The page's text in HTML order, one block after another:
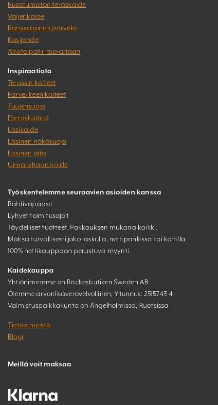
Ruostumaton teräskaide
Vaijerikaide
Ranskalainen parveke
Käsijohde
Aitatolpat rima-aitaan
Inspiraatiota
Terassin kaiteet
Parvekkeen kaiteet
Tuulensuoja
Porraskaiteet
Lasikaide
Lasinen näkösuoja
Lasinen aita
Uima-altaan kaide
Työskentelemme seuraavien asioiden kanssa
Rahtivapaasti
Lyhyet toimitusajat
Täydelliset tuotteet. Pakkauksen mukana kaikki.
Maksa turvallisesti joko laskulla, nettipankissa tai kortilla
100% nettikauppaan perustuva myynti
Kaidekauppa
Yhtiönimemme on Räckesbutiken Sweden AB
Olemme arvonlisäverovelvollinen, Y-tunnus: 2515743-4
Valmistuspaikkakunta on Ängelholmissa, Ruotsissa
Tietoa meistä
Blogi
Meillä voit maksaa